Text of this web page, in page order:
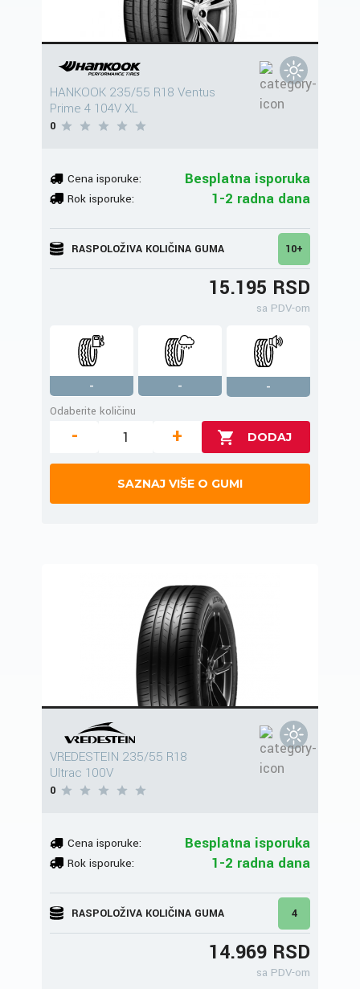
HANKOOK 235/55 R18 Ventus
Prime 4 104V XL
0
Cena isporuke: Besplatna isporuka
Rok isporuke: 1-2 radna dana
RASPOLOŽIVA KOLIČINA GUMA 10+
15.195 RSD
sa PDV-om
- -
-
Odaberite količinu
- +
SAZNAJ VIŠE O GUMI
VREDESTEIN 235/55 R18
Ultrac 100V
0
Cena isporuke: Besplatna isporuka
Rok isporuke: 1-2 radna dana
RASPOLOŽIVA KOLIČINA GUMA 4
14.969 RSD
sa PDV-om